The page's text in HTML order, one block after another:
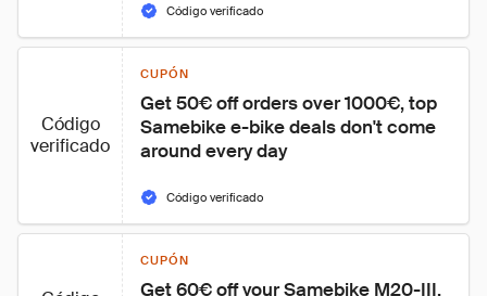
Código verificado
Código
verificado
CUPÓN
Get 50€ off orders over 1000€, top
Samebike e-bike deals don't come
around every day
Código verificado
CUPÓN
Get 60€ off your Samebike M20-III,